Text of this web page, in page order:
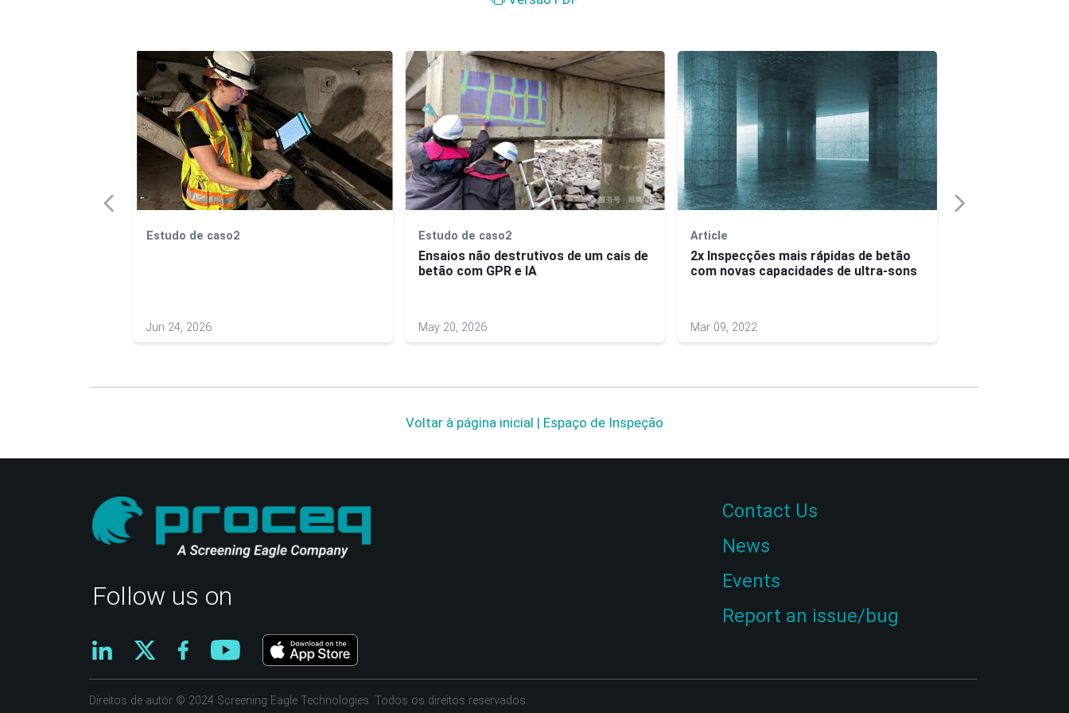
Estudo de caso2
Jun 24, 2026
Estudo de caso2
Ensaios não destrutivos de um cais de
betão com GPR e IA
May 20, 2026
Article
2x Inspecções mais rápidas de betão
com novas capacidades de ultra-sons
Mar 09, 2022
Voltar à página inicial | Espaço de Inspeção
Follow us on
Contact Us
News
Events
Report an issue/bug
Direitos de autor © 2024 Screening Eagle Technologies. Todos os direitos reservados.